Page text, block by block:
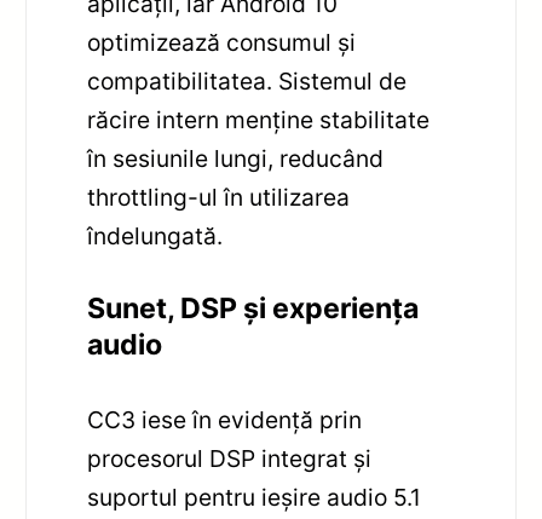
optimizează consumul și
compatibilitatea. Sistemul de
răcire intern menține stabilitate
în sesiunile lungi, reducând
throttling-ul în utilizarea
îndelungată.
Sunet, DSP și experiența
audio
CC3 iese în evidență prin
procesorul DSP integrat și
suportul pentru ieșire audio 5.1